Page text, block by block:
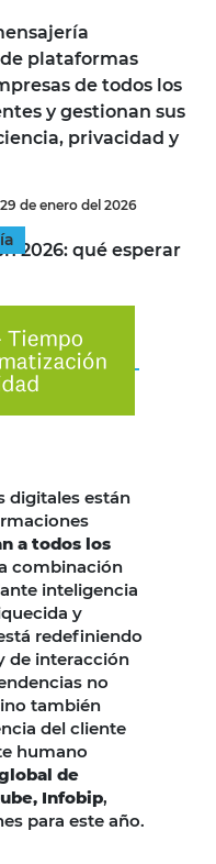
plataformas
de todos los
y gestionan sus
privacidad y
29 de enero del 2026
digitales están
a todos los
combinación
inteligencia
y
redefiniendo
de interacción
no
también
del cliente
humano
de
Infobip,
para este año.